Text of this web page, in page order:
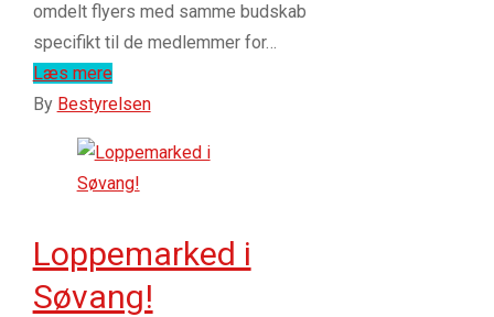
omdelt flyers med samme budskab
specifikt til de medlemmer for…
Læs mere
By Bestyrelsen
Loppemarked i
Søvang!